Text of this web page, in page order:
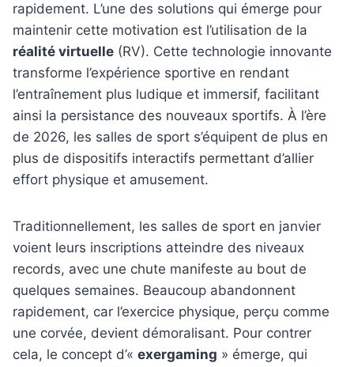
rapidement. L’une des solutions qui émerge pour
maintenir cette motivation est l’utilisation de la
réalité virtuelle (RV). Cette technologie innovante
transforme l’expérience sportive en rendant
l’entraînement plus ludique et immersif, facilitant
ainsi la persistance des nouveaux sportifs. À l’ère
de 2026, les salles de sport s’équipent de plus en
plus de dispositifs interactifs permettant d’allier
effort physique et amusement.
Traditionnellement, les salles de sport en janvier
voient leurs inscriptions atteindre des niveaux
records, avec une chute manifeste au bout de
quelques semaines. Beaucoup abandonnent
rapidement, car l’exercice physique, perçu comme
une corvée, devient démoralisant. Pour contrer
cela, le concept d’« exergaming » émerge, qui